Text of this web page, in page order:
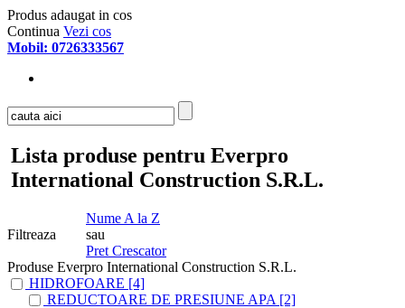
Produs adaugat in cos
Continua Vezi cos
Mobil: 0726333567
Lista produse pentru Everpro
International Construction S.R.L.
Filtreaza
Nume A la Z
sau
Pret Crescator
Produse Everpro International Construction S.R.L.
HIDROFOARE [4]
REDUCTOARE DE PRESIUNE APA [2]